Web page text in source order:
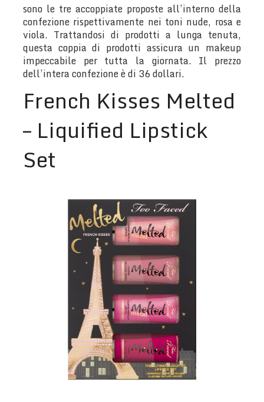
sono le tre accoppiate proposte all’interno della
confezione rispettivamente nei toni nude, rosa e
viola. Trattandosi di prodotti a lunga tenuta,
questa coppia di prodotti assicura un makeup
impeccabile per tutta la giornata. Il prezzo
dell’intera confezione è di 36 dollari.
French Kisses Melted
– Liquified Lipstick
Set